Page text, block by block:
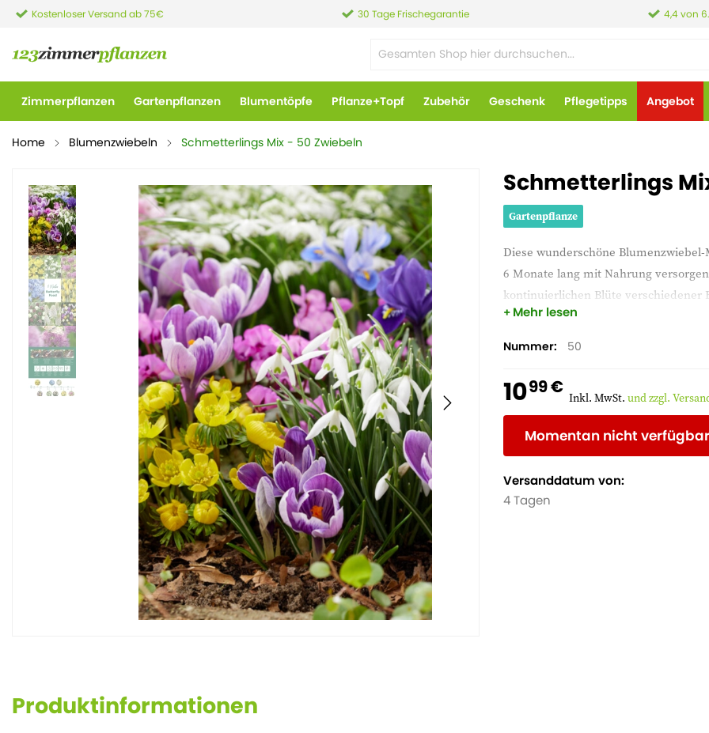
Kostenloser Versand ab 75€ 30 Tage Frischegarantie 4,4 von
Zimmerpflanzen Gartenpflanzen Blumentöpfe Pflanze+Topf Zubehör Geschenk Pflegetipps Angebot
Home Blumenzwiebeln Schmetterlings Mix - 50 Zwiebeln
Schmetterlings
Gartenpflanze
Diese wunderschöne
6 Monate lang mit Nahrung
kontinuierlichen Blüte verschiedener
wunderschönes Spektakel in deinem
Mehr lesen
Nummer 50
1099 € Inkl. MwSt.und zzgl.
Momentan nicht verfügbar
Versanddatum von:
4 Tagen
Produktinformationen